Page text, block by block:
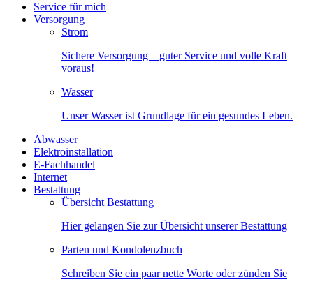
Service für mich
Versorgung
Strom
Sichere Versorgung – guter Service und volle Kraft
voraus!
Wasser
Unser Wasser ist Grundlage für ein gesundes Leben.
Abwasser
Elektroinstallation
E-Fachhandel
Internet
Bestattung
Übersicht Bestattung
Hier gelangen Sie zur Übersicht unserer Bestattung
Parten und Kondolenzbuch
Schreiben Sie ein paar nette Worte oder zünden Sie